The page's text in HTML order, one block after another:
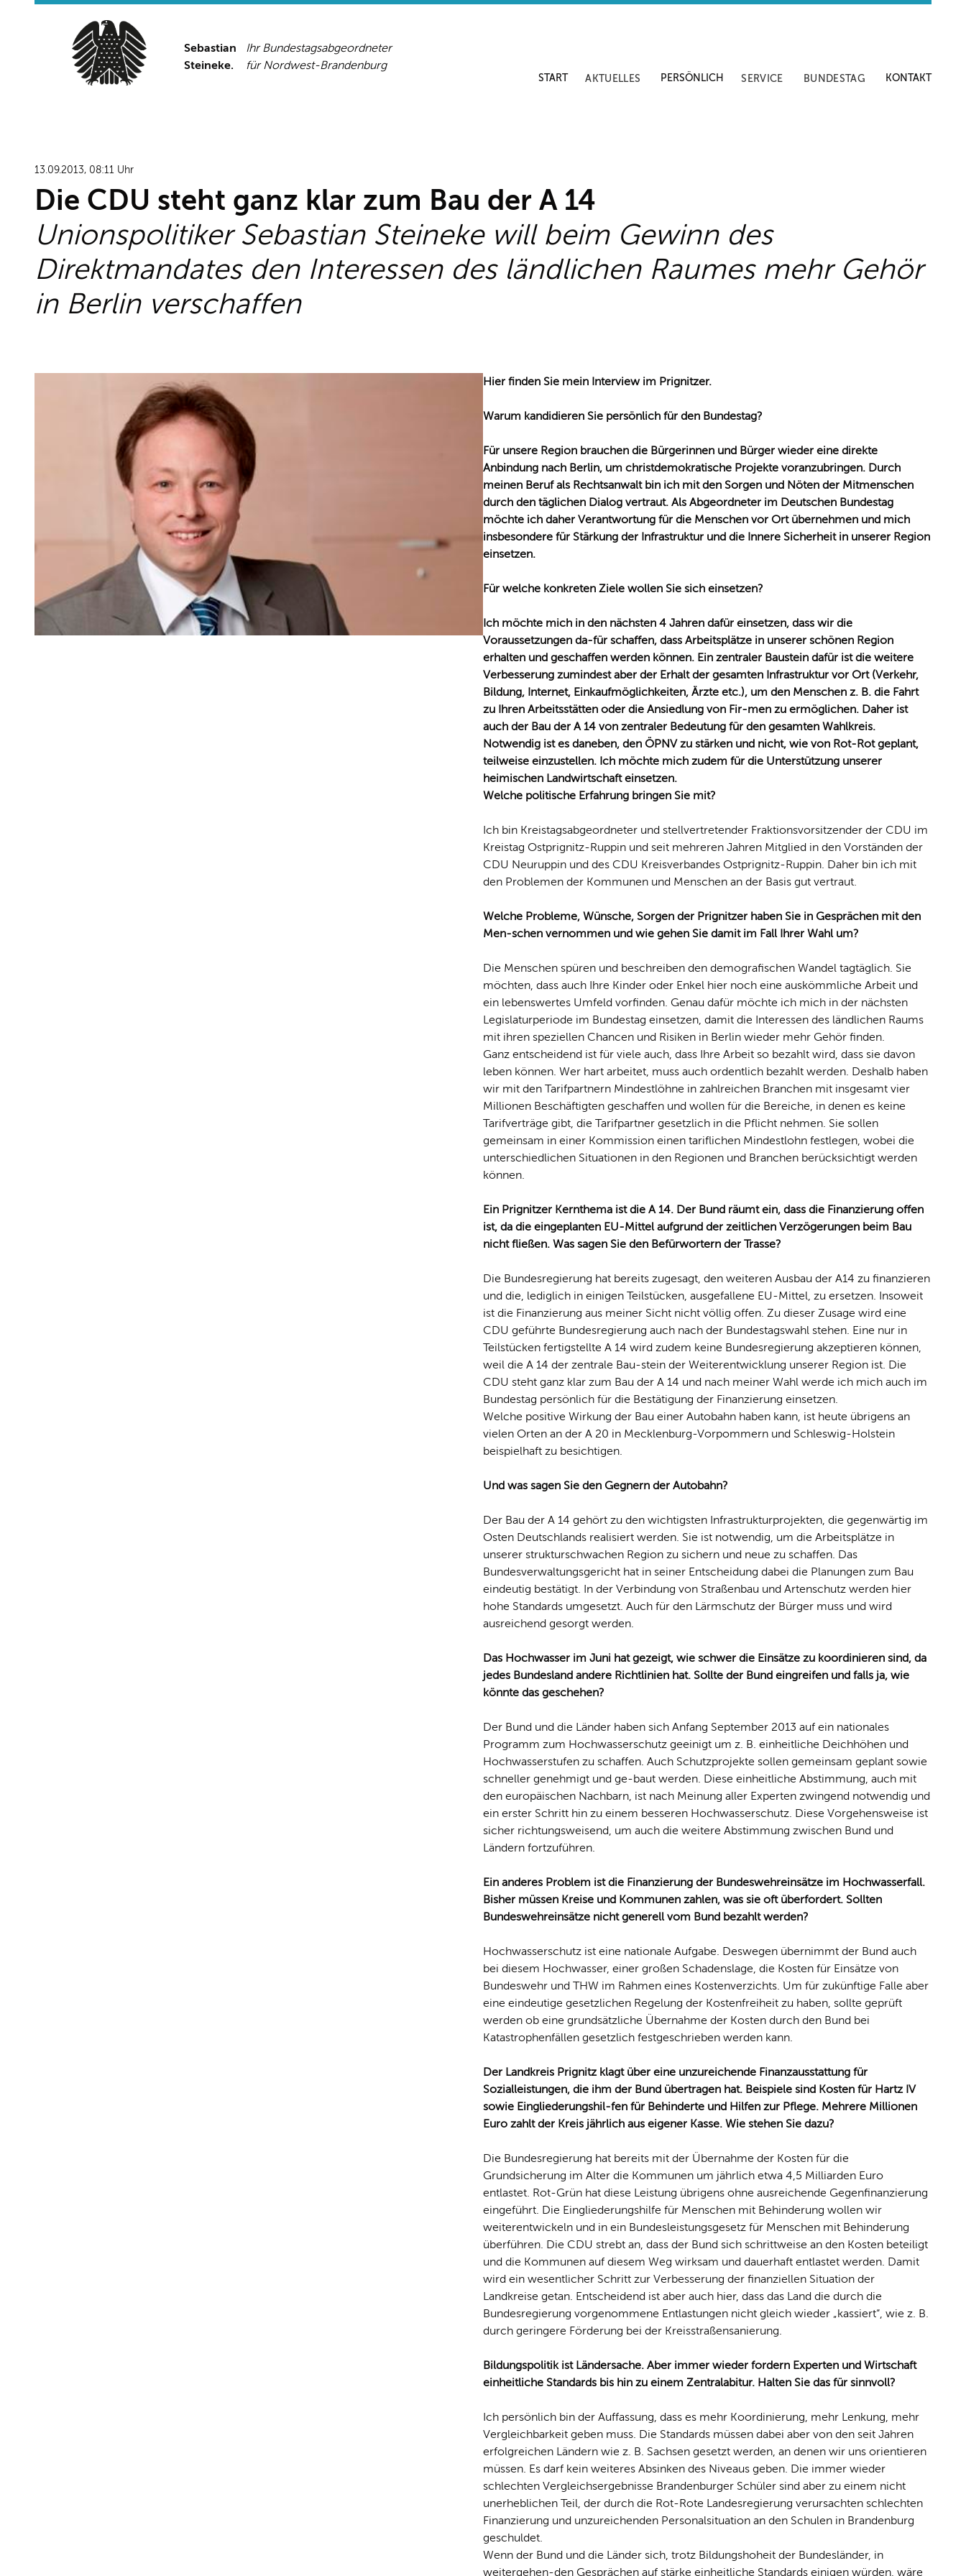
Sebastian
Steineke.
Ihr Bundestagsabgeordneter
für Nordwest-Brandenburg
START AKTUELLES PERSÖNLICH SERVICE BUNDESTAG KONTAKT
13.09.2013, 08:11 Uhr
Die CDU steht ganz klar zum Bau der A 14
Unionspolitiker Sebastian Steineke will beim Gewinn des
Direktmandates den Interessen des ländlichen Raumes mehr Gehör
in Berlin verschaffen
Hier finden Sie mein Interview im Prignitzer.
Warum kandidieren Sie persönlich für den Bundestag?
Für unsere Region brauchen die Bürgerinnen und Bürger wieder eine direkte
Anbindung nach Berlin, um christdemokratische Projekte voranzubringen. Durch
meinen Beruf als Rechtsanwalt bin ich mit den Sorgen und Nöten der Mitmenschen
durch den täglichen Dialog vertraut. Als Abgeordneter im Deutschen Bundestag
möchte ich daher Verantwortung für die Menschen vor Ort übernehmen und mich
insbesondere für Stärkung der Infrastruktur und die Innere Sicherheit in unserer Region
einsetzen.
Für welche konkreten Ziele wollen Sie sich einsetzen?
Ich möchte mich in den nächsten 4 Jahren dafür einsetzen, dass wir die
Voraussetzungen da-für schaffen, dass Arbeitsplätze in unserer schönen Region
erhalten und geschaffen werden können. Ein zentraler Baustein dafür ist die weitere
Verbesserung zumindest aber der Erhalt der gesamten Infrastruktur vor Ort (Verkehr,
Bildung, Internet, Einkaufmöglichkeiten, Ärzte etc.), um den Menschen z. B. die Fahrt
zu Ihren Arbeitsstätten oder die Ansiedlung von Fir-men zu ermöglichen. Daher ist
auch der Bau der A 14 von zentraler Bedeutung für den gesamten Wahlkreis.
Notwendig ist es daneben, den ÖPNV zu stärken und nicht, wie von Rot-Rot geplant,
teilweise einzustellen. Ich möchte mich zudem für die Unterstützung unserer
heimischen Landwirtschaft einsetzen.
Welche politische Erfahrung bringen Sie mit?
Ich bin Kreistagsabgeordneter und stellvertretender Fraktionsvorsitzender der CDU im
Kreistag Ostprignitz-Ruppin und seit mehreren Jahren Mitglied in den Vorständen der
CDU Neuruppin und des CDU Kreisverbandes Ostprignitz-Ruppin. Daher bin ich mit
den Problemen der Kommunen und Menschen an der Basis gut vertraut.
Welche Probleme, Wünsche, Sorgen der Prignitzer haben Sie in Gesprächen mit den
Men-schen vernommen und wie gehen Sie damit im Fall Ihrer Wahl um?
Die Menschen spüren und beschreiben den demografischen Wandel tagtäglich. Sie
möchten, dass auch Ihre Kinder oder Enkel hier noch eine auskömmliche Arbeit und
ein lebenswertes Umfeld vorfinden. Genau dafür möchte ich mich in der nächsten
Legislaturperiode im Bundestag einsetzen, damit die Interessen des ländlichen Raums
mit ihren speziellen Chancen und Risiken in Berlin wieder mehr Gehör finden.
Ganz entscheidend ist für viele auch, dass Ihre Arbeit so bezahlt wird, dass sie davon
leben können. Wer hart arbeitet, muss auch ordentlich bezahlt werden. Deshalb haben
wir mit den Tarifpartnern Mindestlöhne in zahlreichen Branchen mit insgesamt vier
Millionen Beschäftigten geschaffen und wollen für die Bereiche, in denen es keine
Tarifverträge gibt, die Tarifpartner gesetzlich in die Pflicht nehmen. Sie sollen
gemeinsam in einer Kommission einen tariflichen Mindestlohn festlegen, wobei die
unterschiedlichen Situationen in den Regionen und Branchen berücksichtigt werden
können.
Ein Prignitzer Kernthema ist die A 14. Der Bund räumt ein, dass die Finanzierung offen
ist, da die eingeplanten EU-Mittel aufgrund der zeitlichen Verzögerungen beim Bau
nicht fließen. Was sagen Sie den Befürwortern der Trasse?
Die Bundesregierung hat bereits zugesagt, den weiteren Ausbau der A14 zu finanzieren
und die, lediglich in einigen Teilstücken, ausgefallene EU-Mittel, zu ersetzen. Insoweit
ist die Finanzierung aus meiner Sicht nicht völlig offen. Zu dieser Zusage wird eine
CDU geführte Bundesregierung auch nach der Bundestagswahl stehen. Eine nur in
Teilstücken fertigstellte A 14 wird zudem keine Bundesregierung akzeptieren können,
weil die A 14 der zentrale Bau-stein der Weiterentwicklung unserer Region ist. Die
CDU steht ganz klar zum Bau der A 14 und nach meiner Wahl werde ich mich auch im
Bundestag persönlich für die Bestätigung der Finanzierung einsetzen.
Welche positive Wirkung der Bau einer Autobahn haben kann, ist heute übrigens an
vielen Orten an der A 20 in Mecklenburg-Vorpommern und Schleswig-Holstein
beispielhaft zu besichtigen.
Und was sagen Sie den Gegnern der Autobahn?
Der Bau der A 14 gehört zu den wichtigsten Infrastrukturprojekten, die gegenwärtig im
Osten Deutschlands realisiert werden. Sie ist notwendig, um die Arbeitsplätze in
unserer strukturschwachen Region zu sichern und neue zu schaffen. Das
Bundesverwaltungsgericht hat in seiner Entscheidung dabei die Planungen zum Bau
eindeutig bestätigt. In der Verbindung von Straßenbau und Artenschutz werden hier
hohe Standards umgesetzt. Auch für den Lärmschutz der Bürger muss und wird
ausreichend gesorgt werden.
Das Hochwasser im Juni hat gezeigt, wie schwer die Einsätze zu koordinieren sind, da
jedes Bundesland andere Richtlinien hat. Sollte der Bund eingreifen und falls ja, wie
könnte das geschehen?
Der Bund und die Länder haben sich Anfang September 2013 auf ein nationales
Programm zum Hochwasserschutz geeinigt um z. B. einheitliche Deichhöhen und
Hochwasserstufen zu schaffen. Auch Schutzprojekte sollen gemeinsam geplant sowie
schneller genehmigt und ge-baut werden. Diese einheitliche Abstimmung, auch mit
den europäischen Nachbarn, ist nach Meinung aller Experten zwingend notwendig und
ein erster Schritt hin zu einem besseren Hochwasserschutz. Diese Vorgehensweise ist
sicher richtungsweisend, um auch die weitere Abstimmung zwischen Bund und
Ländern fortzuführen.
Ein anderes Problem ist die Finanzierung der Bundeswehreinsätze im Hochwasserfall.
Bisher müssen Kreise und Kommunen zahlen, was sie oft überfordert. Sollten
Bundeswehreinsätze nicht generell vom Bund bezahlt werden?
Hochwasserschutz ist eine nationale Aufgabe. Deswegen übernimmt der Bund auch
bei diesem Hochwasser, einer großen Schadenslage, die Kosten für Einsätze von
Bundeswehr und THW im Rahmen eines Kostenverzichts. Um für zukünftige Falle aber
eine eindeutige gesetzlichen Regelung der Kostenfreiheit zu haben, sollte geprüft
werden ob eine grundsätzliche Übernahme der Kosten durch den Bund bei
Katastrophenfällen gesetzlich festgeschrieben werden kann.
Der Landkreis Prignitz klagt über eine unzureichende Finanzausstattung für
Sozialleistungen, die ihm der Bund übertragen hat. Beispiele sind Kosten für Hartz IV
sowie Eingliederungshil-fen für Behinderte und Hilfen zur Pflege. Mehrere Millionen
Euro zahlt der Kreis jährlich aus eigener Kasse. Wie stehen Sie dazu?
Die Bundesregierung hat bereits mit der Übernahme der Kosten für die
Grundsicherung im Alter die Kommunen um jährlich etwa 4,5 Milliarden Euro
entlastet. Rot-Grün hat diese Leistung übrigens ohne ausreichende Gegenfinanzierung
eingeführt. Die Eingliederungshilfe für Menschen mit Behinderung wollen wir
weiterentwickeln und in ein Bundesleistungsgesetz für Menschen mit Behinderung
überführen. Die CDU strebt an, dass der Bund sich schrittweise an den Kosten beteiligt
und die Kommunen auf diesem Weg wirksam und dauerhaft entlastet werden. Damit
wird ein wesentlicher Schritt zur Verbesserung der finanziellen Situation der
Landkreise getan. Entscheidend ist aber auch hier, dass das Land die durch die
Bundesregierung vorgenommene Entlastungen nicht gleich wieder „kassiert“, wie z. B.
durch geringere Förderung bei der Kreisstraßensanierung.
Bildungspolitik ist Ländersache. Aber immer wieder fordern Experten und Wirtschaft
einheitliche Standards bis hin zu einem Zentralabitur. Halten Sie das für sinnvoll?
Ich persönlich bin der Auffassung, dass es mehr Koordinierung, mehr Lenkung, mehr
Vergleichbarkeit geben muss. Die Standards müssen dabei aber von den seit Jahren
erfolgreichen Ländern wie z. B. Sachsen gesetzt werden, an denen wir uns orientieren
müssen. Es darf kein weiteres Absinken des Niveaus geben. Die immer wieder
schlechten Vergleichsergebnisse Brandenburger Schüler sind aber zu einem nicht
unerheblichen Teil, der durch die Rot-Rote Landesregierung verursachten schlechten
Finanzierung und unzureichenden Personalsituation an den Schulen in Brandenburg
geschuldet.
Wenn der Bund und die Länder sich, trotz Bildungshoheit der Bundesländer, in
weitergehen-den Gesprächen auf stärke einheitliche Standards einigen würden, wäre